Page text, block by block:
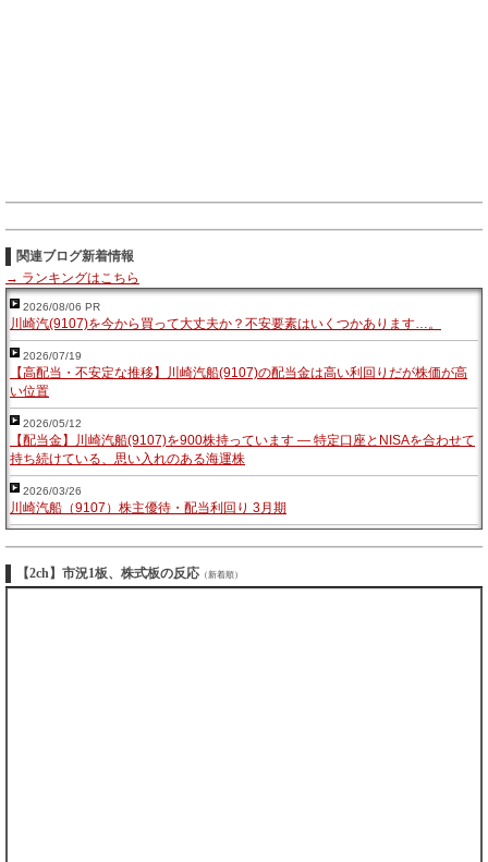
関連ブログ新着情報
→ ランキングはこちら
2026/08/06 PR
川崎汽(9107)を今から買って大丈夫か？不安要素はいくつかあります…。
2026/07/19
【高配当・不安定な推移】川崎汽船(9107)の配当金は高い利回りだが株価が高
い位置
2026/05/12
【配当金】川崎汽船(9107)を900株持っています — 特定口座とNISAを合わせて
持ち続けている、思い入れのある海運株
2026/03/26
川崎汽船（9107）株主優待・配当利回り 3月期
【2ch】市況1板、株式板の反応 （新着順）